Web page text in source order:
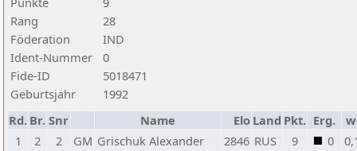
Rang
28
Föderation
IND
Ident-Nummer
0
Fide-ID
5018471
Geburtsjahr
1992
Rd. Br. Snr Name Elo Land Pkt. Erg.
1
2 2 GM Grischuk Alexander 2846 RUS 9 0